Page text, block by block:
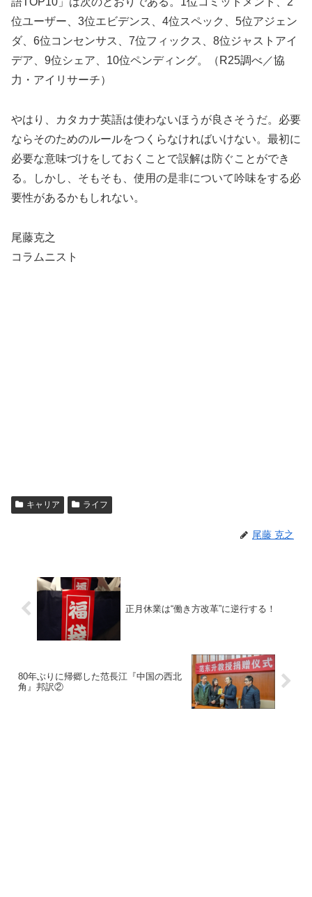
位ユーザー、3位エビデンス、4位スペック、5位アジェン
ダ、6位コンセンサス、7位フィックス、8位ジャストアイ
デア、9位シェア、10位ペンディング。（R25調べ／協
力・アイリサーチ）
やはり、カタカナ英語は使わないほうが良さそうだ。必要
ならそのためのルールをつくらなければいけない。最初に
必要な意味づけをしておくことで誤解は防ぐことができ
る。しかし、そもそも、使用の是非について吟味をする必
要性があるかもしれない。
尾藤克之
コラムニスト
キャリア ライフ
尾藤 克之
正月休業は“働き方改革”に逆行する！
80年ぶりに帰郷した范長江『中国の西北
角』邦訳②